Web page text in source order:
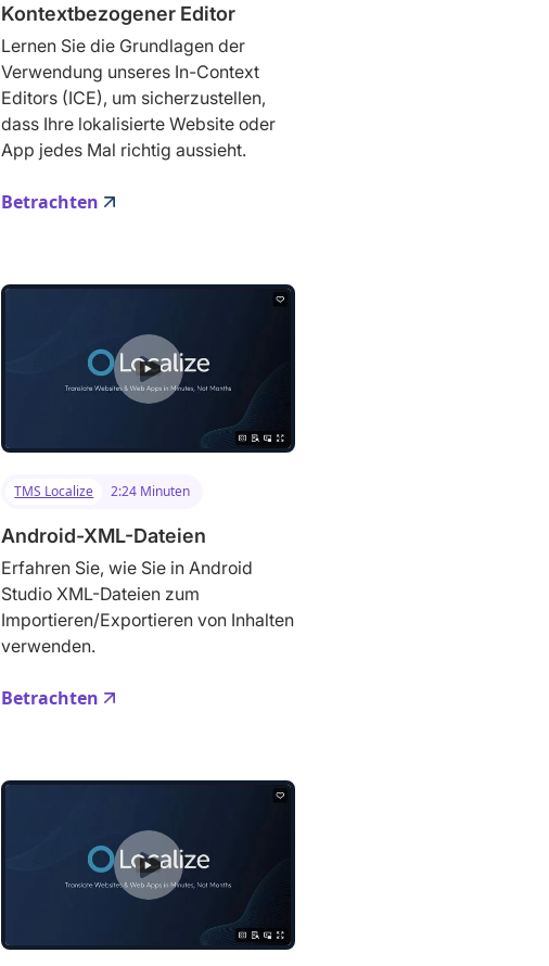
Kontextbezogener Editor
Lernen Sie die Grundlagen der
Verwendung unseres In-Context
Editors (ICE), um sicherzustellen,
dass Ihre lokalisierte Website oder
App jedes Mal richtig aussieht.
Betrachten
TMS Localize 2:24 Minuten
Android-XML-Dateien
Erfahren Sie, wie Sie in Android
Studio XML-Dateien zum
Importieren/Exportieren von Inhalten
verwenden.
Betrachten